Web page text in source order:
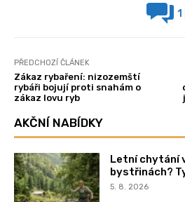
1
PŘEDCHOZÍ ČLÁNEK
Zákaz rybaření: nizozemští
rybáři bojují proti snahám o
zákaz lovu ryb
AKČNÍ NABÍDKY
Letní chytání
bystřinách?
5. 8. 2026